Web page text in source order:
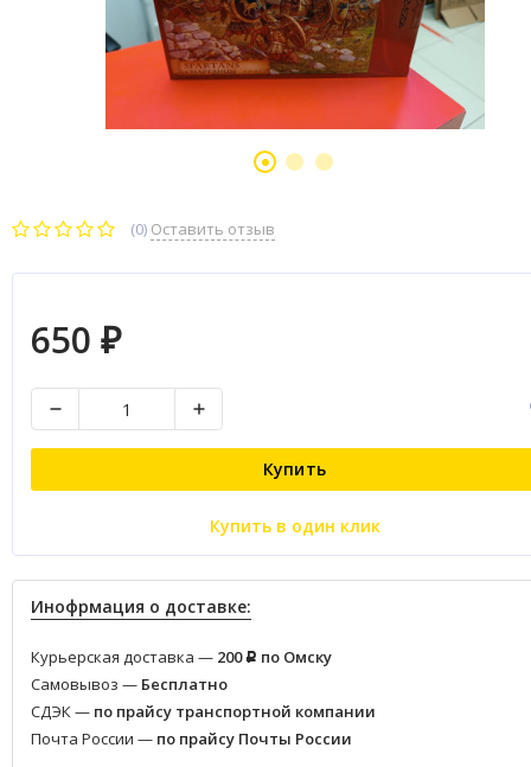
(0) Оставить отзыв
650 ₽
Купить
Купить в один клик
Инофрмация о доставке:
Курьерская доставка — 200 Р по Омску
Самовывоз — Бесплатно
СДЭК — по прайсу транспортной компании
Почта России — по прайсу Почты России